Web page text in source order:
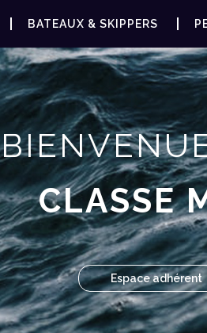
BATEAUX & SKIPPERS
CLASSE
Espace adhérent